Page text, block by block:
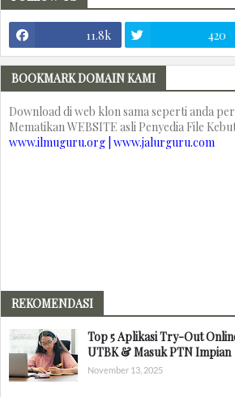
11.8k 420
BOOKMARK DOMAIN KAMI
Download di web klon sama seperti anda
Mematikan WEBSITE asli Penyedia File
www.ilmuguru.org | www.jalurguru.com
REKOMENDASI
Top 5 Aplikasi Try-Out
UTBK & Masuk PTN Impian
November 13, 2025